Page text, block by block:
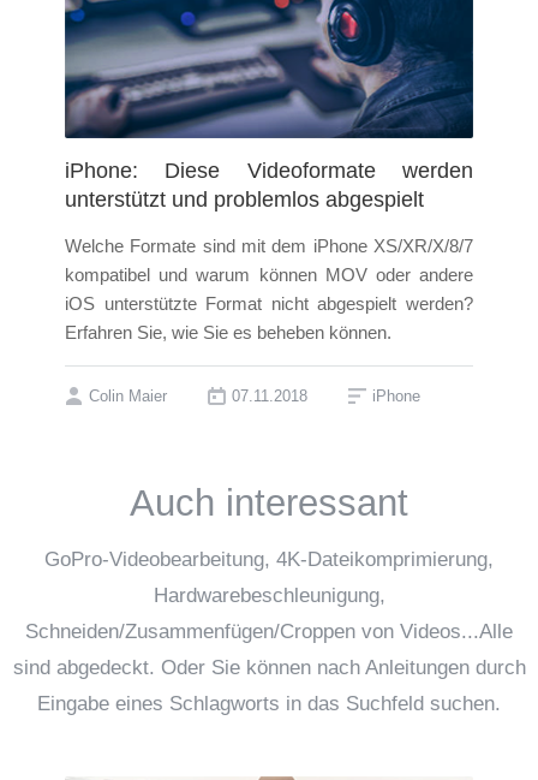
iPhone: Diese Videoformate werden
unterstützt und problemlos abgespielt
Welche Formate sind mit dem iPhone XS/XR/X/8/7
kompatibel und warum können MOV oder andere
iOS unterstützte Format nicht abgespielt werden?
Erfahren Sie, wie Sie es beheben können.
Colin Maier 07.11.2018 iPhone
Auch interessant
GoPro-Videobearbeitung, 4K-Dateikomprimierung,
Hardwarebeschleunigung,
Schneiden/Zusammenfügen/Croppen von Videos...Alle
sind abgedeckt. Oder Sie können nach Anleitungen durch
Eingabe eines Schlagworts in das Suchfeld suchen.